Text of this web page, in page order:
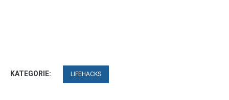
KATEGORIE: LIFEHACKS